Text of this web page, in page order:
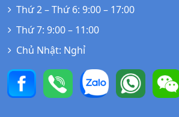
Thứ 2 – Thứ 6: 9:00 – 17:00
Thứ 7: 9:00 – 11:00
Chủ Nhật: Nghỉ